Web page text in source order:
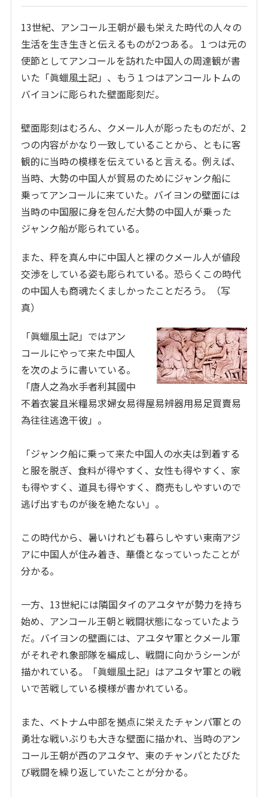
13世紀、アンコール王朝が最も栄えた時代の人々の
生活を生き生きと伝えるものが2つある。１つは元の
使節としてアンコールを訪れた中国人の周達観が書
いた「眞蠟風土記」、もう１つはアンコールトムの
バイヨンに彫られた壁面彫刻だ。
壁面彫刻はむろん、クメール人が彫ったものだが、2
つの内容がかなり一致していることから、ともに客
観的に当時の模様を伝えていると言える。例えば、
当時、大勢の中国人が貿易のためにジャンク船に
乗ってアンコールに来ていた。バイヨンの壁面には
当時の中国服に身を包んだ大勢の中国人が乗った
ジャンク船が彫られている。
また、秤を真ん中に中国人と裸のクメール人が値段
交渉をしている姿も彫られている。恐らくこの時代
の中国人も商魂たくましかったことだろう。（写
真）
「眞蠟風土記」ではアン
コールにやって来た中国人
を次のように書いている。
「唐人之為水手者利其國中
不着衣裳且米糧易求婦女易得屋易辨器用易足買賣易
為往往逃逸干彼」。
「ジャンク船に乗って来た中国人の水夫は到着する
と服を脱ぎ、食料が得やすく、女性も得やすく、家
も得やすく、道具も得やすく、商売もしやすいので
逃げ出すものが後を絶たない」。
この時代から、暑いけれども暮らしやすい東南アジ
アに中国人が住み着き、華僑となっていったことが
分かる。
一方、13世紀には隣国タイのアユタヤが勢力を持ち
始め、アンコール王朝と戦闘状態になっていたよう
だ。バイヨンの壁画には、アユタヤ軍とクメール軍
がそれぞれ象部隊を編成し、戦闘に向かうシーンが
描かれている。「眞蠟風土記」はアユタヤ軍との戦
いで苦戦している模様が書かれている。
また、ベトナム中部を拠点に栄えたチャンパ軍との
勇壮な戦いぶりも大きな壁面に描かれ、当時のアン
コール王朝が西のアユタヤ、東のチャンパとたびた
び戦闘を繰り返していたことが分かる。